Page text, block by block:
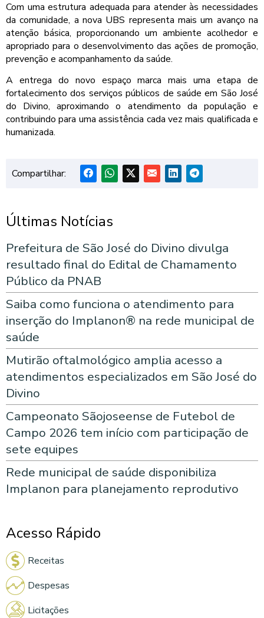
Com uma estrutura adequada para atender às necessidades
da comunidade, a nova UBS representa mais um avanço na
atenção básica, proporcionando um ambiente acolhedor e
apropriado para o desenvolvimento das ações de promoção,
prevenção e acompanhamento da saúde.
A entrega do novo espaço marca mais uma etapa de
fortalecimento dos serviços públicos de saúde em São José
do Divino, aproximando o atendimento da população e
contribuindo para uma assistência cada vez mais qualificada e
humanizada.
Compartilhar:
Últimas Notícias
Prefeitura de São José do Divino divulga
resultado final do Edital de Chamamento
Público da PNAB
Saiba como funciona o atendimento para
inserção do Implanon® na rede municipal de
saúde
Mutirão oftalmológico amplia acesso a
atendimentos especializados em São José do
Divino
Campeonato Sãojoseense de Futebol de
Campo 2026 tem início com participação de
sete equipes
Rede municipal de saúde disponibiliza
Implanon para planejamento reprodutivo
Acesso Rápido
Receitas
Despesas
Licitações